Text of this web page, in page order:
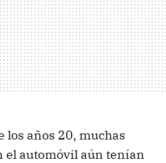
los años 20, muchas
el automóvil aún tenían